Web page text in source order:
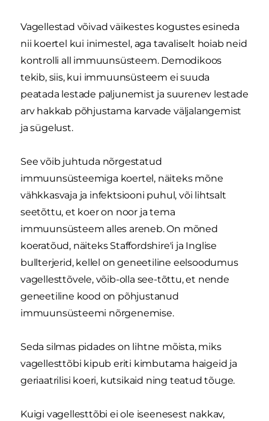
Vagellestad võivad väikestes kogustes esineda
nii koertel kui inimestel, aga tavaliselt hoiab neid
kontrolli all immuunsüsteem. Demodikoos
tekib, siis, kui immuunsüsteem ei suuda
peatada lestade paljunemist ja suurenev lestade
arv hakkab põhjustama karvade väljalangemist
ja sügelust.
See võib juhtuda nõrgestatud
immuunsüsteemiga koertel, näiteks mõne
vähkkasvaja ja infektsiooni puhul, või lihtsalt
seetõttu, et koer on noor ja tema
immuunsüsteem alles areneb. On mõned
koeratõud, näiteks Staffordshire'i ja Inglise
bullterjerid, kellel on geneetiline eelsoodumus
vagellesttõvele, võib-olla see-tõttu, et nende
geneetiline kood on põhjustanud
immuunsüsteemi nõrgenemise.
Seda silmas pidades on lihtne mõista, miks
vagellesttõbi kipub eriti kimbutama haigeid ja
geriaatrilisi koeri, kutsikaid ning teatud tõuge.
Kuigi vagellesttõbi ei ole iseenesest nakkav,